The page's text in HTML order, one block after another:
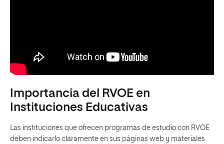
Importancia del RVOE en
Instituciones Educativas
Las instituciones que ofrecen programas de estudio con RVOE
deben indicarlo claramente en sus páginas web y materiales